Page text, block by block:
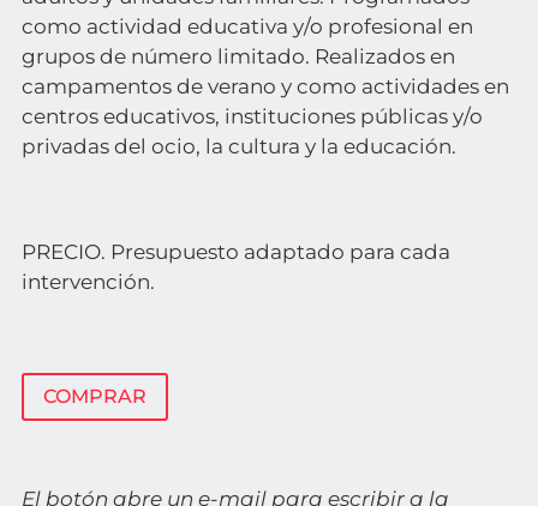
como actividad educativa y/o profesional en
grupos de número limitado. Realizados en
campamentos de verano y como actividades en
centros educativos, instituciones públicas y/o
privadas del ocio, la cultura y la educación.
PRECIO. Presupuesto adaptado para cada
intervención.
COMPRAR
El botón abre un e-mail para escribir a la